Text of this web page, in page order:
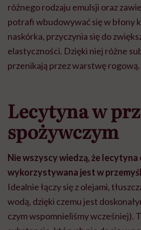
różnego rodzaju emulsji oraz
potrafi wbudowywać się w błony
naskórka, przyczynia się do
elastyczności. Dzięki niej różne
przenikają przez warstwę rogową.
Lecytyna w
spożywczym
Nie wszyscy wiedzą, że lecytyna
wykorzystywana jest w
Idealnie łączy się z olejami,
wodą, dzięki czemu jest
czym wspomnieliśmy wcześniej).